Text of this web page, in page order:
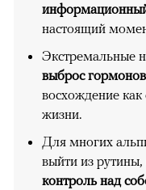
настоящий
Экстремальные
выброс гормонов
восхождение
жизни.
Для многих
выйти из рутины,
контроль над